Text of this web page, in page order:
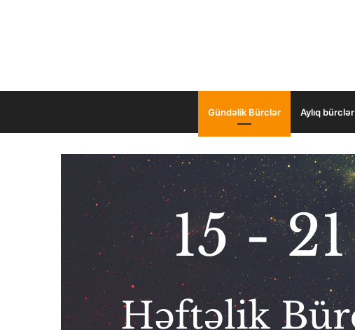
Gündəlik Bürclər Aylıq bürclər